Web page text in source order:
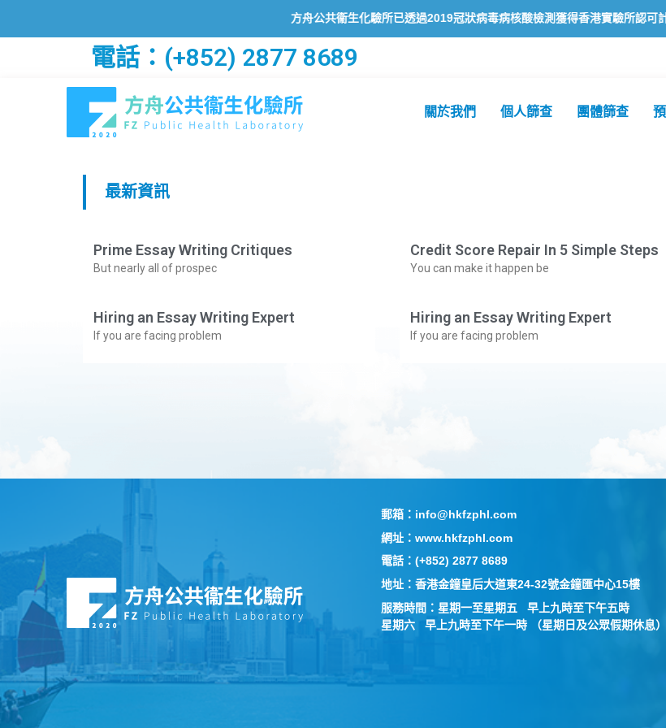
方舟公共衞生化驗所已透過2019冠狀病毒病核酸檢測獲得香港實驗所認可計劃
電話：(+852) 2877 8689
關於我們 個人篩查 團體篩查
最新資訊
Prime Essay Writing Critiques
But nearly all of prospec
Credit Score Repair In 5 Simple Steps
You can make it happen be
Hiring an Essay Writing Expert
If you are facing problem
Hiring an Essay Writing Expert
If you are facing problem
郵箱：info@hkfzphl.com
網址：www.hkfzphl.com
電話：(+852) 2877 8689
地址：香港金鐘皇后大道東24-32號金鐘匯中心15樓
服務時間：星期一至星期五 早上九時至下午五時
星期六 早上九時至下午一時 （星期日及公眾假期休息）